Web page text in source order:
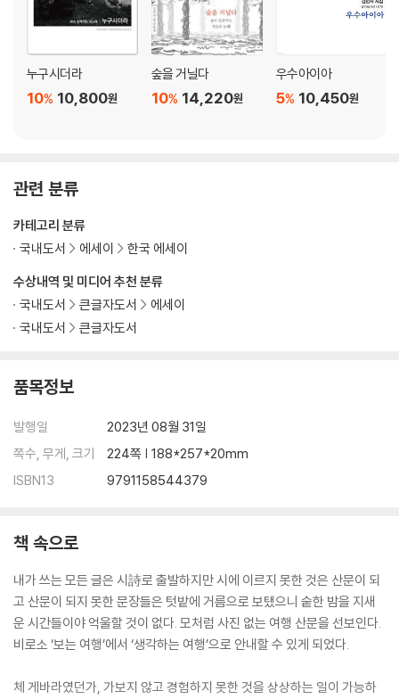
그날 도서관 계단의 금빛 햇살
우수아이아
저 핏빛 붉은 배롱꽃
향기로 남은 제주
에미가 참 짐승스러워요
꿀벌이 살아야 인류도 산다
아프리카 아카시아가 주는 메시지
한겨울의 화양연화
찰나의 단편들
오픈 토일렛
고달사지의 봄
부론 가자 거돈사지 가자
걷기 예찬, 영축산 통도사
불타의 그림자가 서린 불영사
마곡사와 공주 공산성
금산사 미륵전
백제의 미소, 서산 마애삼존불
무릉계곡과 삼척 삼화사
해인사와 팔만대장경
누구시더라
10,800원
10%
숲을 거닐다
14,220원
10%
우수아이아
10,450원
5%
관련 분류
수상내역 및 미디어 추천 분류
국내도서
큰글자도서
에세이
국내도서
큰글자도서
카테고리 분류
국내도서
에세이 한국 에세이
품목정보
발행일
2023년 08월 31일
쪽수, 무게, 크기
224쪽 | 188*257*20mm
ISBN13
9791158544379
책 속으로
내가 쓰는 모든 글은 시詩로 출발하지만 시에 이르지 못한 것은 산문이 되
고 산문이 되지 못한 문장들은 텃밭에 거름으로 보탰으니 숱한 밤을 지새
운 시간들이야 억울할 것이 없다. 모처럼 사진 없는 여행 산문을 선보인다.
비로소 ‘보는 여행’에서 ‘생각하는 여행’으로 안내할 수 있게 되었다.
체 게바라였던가, 가보지 않고 경험하지 못한 것을 상상하는 일이 가능하